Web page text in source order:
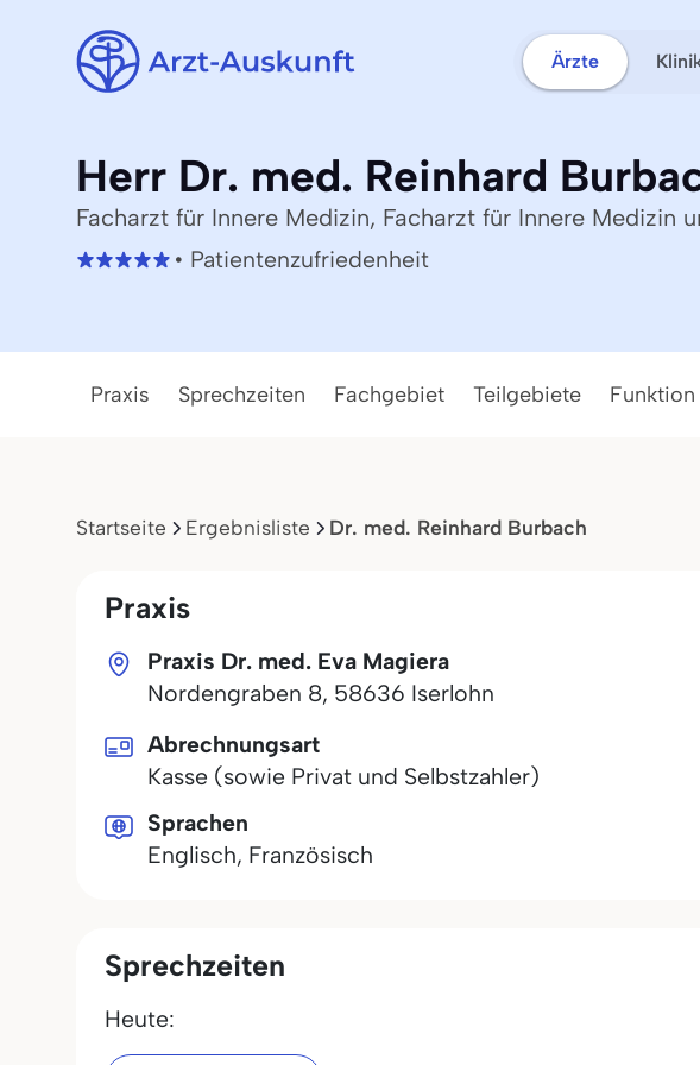
Ärzte
Herr Dr. med. Reinhard
Facharzt für Innere Medizin, Facharzt für Innere Medizin
• Patientenzufriedenheit
Praxis Sprechzeiten Fachgebiet Teilgebiete Funktion
Startseite Ergebnisliste Dr. med. Reinhard Burbach
Praxis
Praxis Dr. med. Eva Magiera
Nordengraben 8, 58636 Iserlohn
Abrechnungsart
Kasse (sowie Privat und Selbstzahler)
Sprachen
Englisch, Französisch
Sprechzeiten
Heute: